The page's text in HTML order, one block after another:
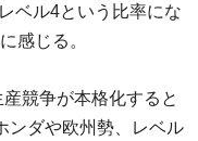
ベル4という比率にな
感じる。
競争が本格化すると
ンダや欧州勢、レベル